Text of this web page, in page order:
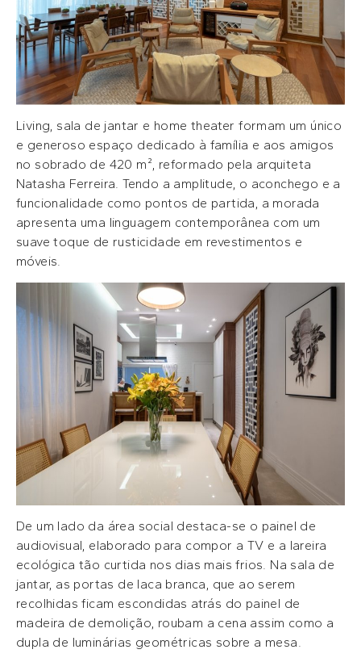
Living, sala de jantar e home theater formam um único
e generoso espaço dedicado à família e aos amigos
no sobrado de 420 m², reformado pela arquiteta
Natasha Ferreira. Tendo a amplitude, o aconchego e a
funcionalidade como pontos de partida, a morada
apresenta uma linguagem contemporânea com um
suave toque de rusticidade em revestimentos e
móveis.
De um lado da área social destaca-se o painel de
audiovisual, elaborado para compor a TV e a lareira
ecológica tão curtida nos dias mais frios. Na sala de
jantar, as portas de laca branca, que ao serem
recolhidas ficam escondidas atrás do painel de
madeira de demolição, roubam a cena assim como a
dupla de luminárias geométricas sobre a mesa.